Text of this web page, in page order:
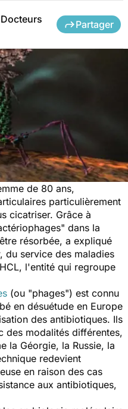
Partager
de 80 ans,
particulièrement
cicatriser. Grâce à
dans la
résorbée, a expliqué
du service des maladies
l'entité qui regroupe
(ou "phages") est connu
en désuétude en Europe
des antibiotiques. Ils
des modalités différentes,
la Géorgie, la Russie, la
redevient
en raison des cas
aux antibiotiques,